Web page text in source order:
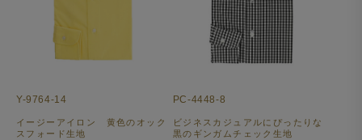
Y-9764-14
イージーアイロン 黄色のオック
スフォード生地
PC-4448-8
ビジネスカジュアルにぴったりな
黒のギンガムチェック生地